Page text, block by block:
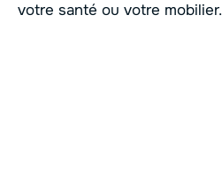
votre santé ou votre mobilier.